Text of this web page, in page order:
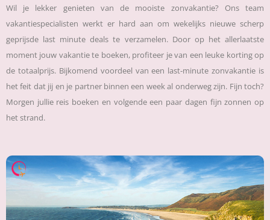
Wil je lekker genieten van de mooiste zonvakantie? Ons team
vakantiespecialisten werkt er hard aan om wekelijks nieuwe scherp
geprijsde last minute deals te verzamelen. Door op het allerlaatste
moment jouw vakantie te boeken, profiteer je van een leuke korting op
de totaalprijs. Bijkomend voordeel van een last-minute zonvakantie is
het feit dat jij en je partner binnen een week al onderweg zijn. Fijn toch?
Morgen jullie reis boeken en volgende een paar dagen fijn zonnen op
het strand.